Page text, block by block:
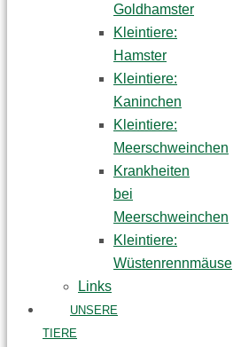
Goldhamster
Kleintiere:
Hamster
Kleintiere:
Kaninchen
Kleintiere:
Meerschweinchen
Krankheiten
bei
Meerschweinchen
Kleintiere:
Wüstenrennmäuse
Links
UNSERE
TIERE